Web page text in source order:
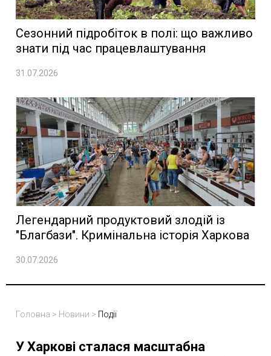
Сезонний підробіток в полі: що важливо
знати під час працевлаштування
31.07.2026
Легендарний продуктовий злодій із
"Благбази". Кримінальна історія Харкова
30.07.2026
Головна > Новини > Події
У Харкові сталася масштабна